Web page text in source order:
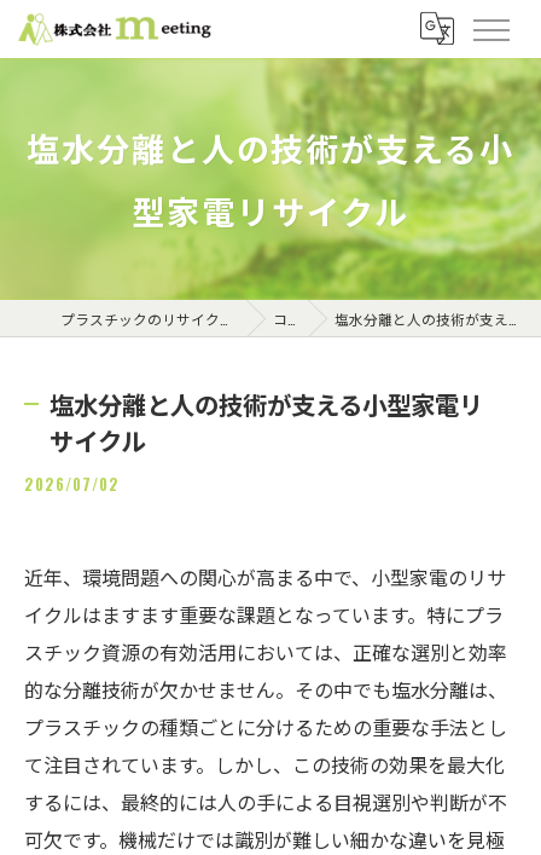
塩水分離と人の技術が支える小
型家電リサイクル
コラム 塩水分離と人の技術が支える小型家電リサイクル
塩水分離と人の技術が支える小型家電リ
サイクル
2026/07/02
近年、環境問題への関心が高まる中で、小型家電のリサ
イクルはますます重要な課題となっています。特にプラ
スチック資源の有効活用においては、正確な選別と効率
的な分離技術が欠かせません。その中でも塩水分離は、
プラスチックの種類ごとに分けるための重要な手法とし
て注目されています。しかし、この技術の効果を最大化
するには、最終的には人の手による目視選別や判断が不
可欠です。機械だけでは識別が難しい細かな違いを見極